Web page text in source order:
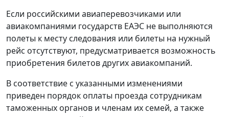
Если российскими авиаперевозчиками или
авиакомпаниями государств ЕАЭС не выполняются
полеты к месту следования или билеты на нужный
рейс отсутствуют, предусматривается возможность
приобретения билетов других авиакомпаний.
В соответствие с указанными изменениями
приведен порядок оплаты проезда сотрудникам
таможенных органов и членам их семей, а также